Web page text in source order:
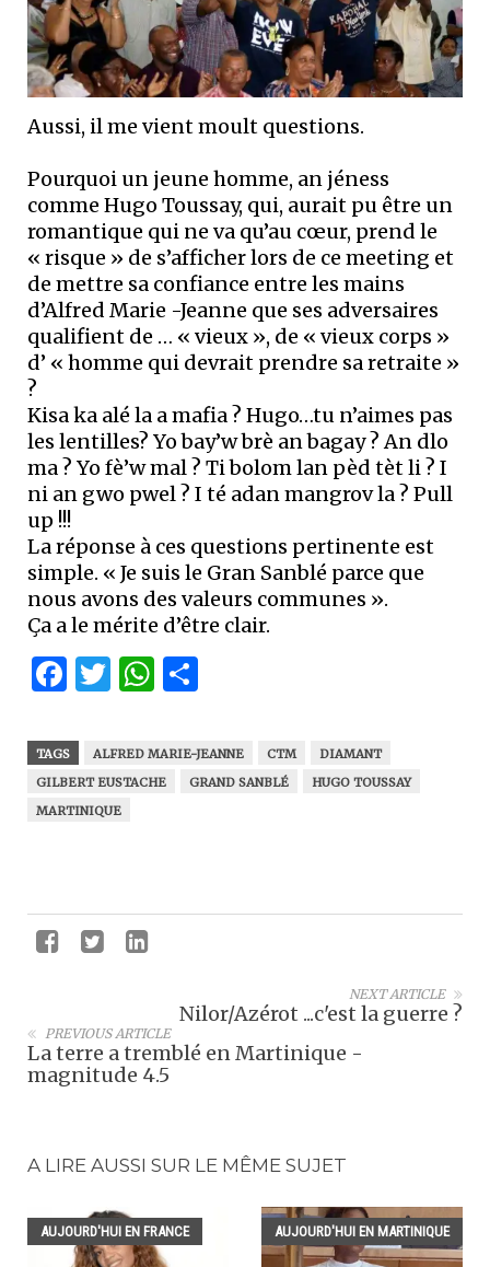
Aussi, il me vient moult questions.
Pourquoi un jeune homme, an jéness
comme Hugo Toussay, qui, aurait pu être un
romantique qui ne va qu’au cœur, prend le
« risque » de s’afficher lors de ce meeting et
de mettre sa confiance entre les mains
d’Alfred Marie -Jeanne que ses adversaires
qualifient de … « vieux », de « vieux corps »
d’ « homme qui devrait prendre sa retraite »
?
Kisa ka alé la a mafia ? Hugo…tu n’aimes pas
les lentilles? Yo bay’w brè an bagay ? An dlo
ma ? Yo fè’w mal ? Ti bolom lan pèd tèt li ? I
ni an gwo pwel ? I té adan mangrov la ? Pull
up !!!
La réponse à ces questions pertinente est
simple. « Je suis le Gran Sanblé parce que
nous avons des valeurs communes ».
Ça a le mérite d’être clair.
Facebook
Twitter
WhatsApp
TAGS ALFRED MARIE-JEANNE CTM
DIAMANT
GILBERT EUSTACHE
GRAND SANBLÉ
HUGO TOUSSAY
MARTINIQUE
NEXT ARTICLE
Nilor/Azérot ...c'est la guerre ?
PREVIOUS ARTICLE
La terre a tremblé en Martinique -
magnitude 4.5
A LIRE AUSSI SUR LE MÊME SUJET
AUJOURD'HUI EN FRANCE AUJOURD'HUI EN MARTINIQUE